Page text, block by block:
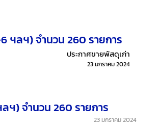
ฯลฯ) จำนวน 260 รายการ
ประกาศขายพัสดุเก่า
23 มกราคม 2024
ฯ) จำนวน 260 รายการ
23 มกราคม 2024